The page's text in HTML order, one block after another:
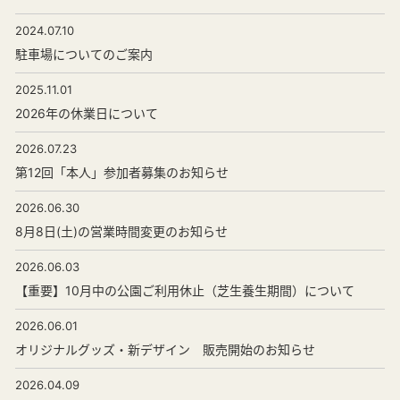
2024.07.10
駐車場についてのご案内
2025.11.01
2026年の休業日について
2026.07.23
第12回「本人」参加者募集のお知らせ
2026.06.30
8月8日(土)の営業時間変更のお知らせ
2026.06.03
【重要】10月中の公園ご利用休止（芝生養生期間）について
2026.06.01
オリジナルグッズ・新デザイン 販売開始のお知らせ
2026.04.09